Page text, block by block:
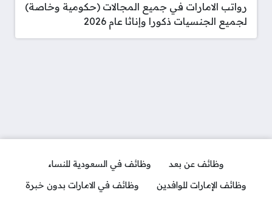
رواتب الامارات في جميع المجالات (حكومية وخاصة)
لجميع الجنسيات ذكورا وإناثا عام 2026
وظائف عن بعد
وظائف في السعودية للنساء
وظائف الإمارات للوافدين
وظائف في الامارات بدون خبرة